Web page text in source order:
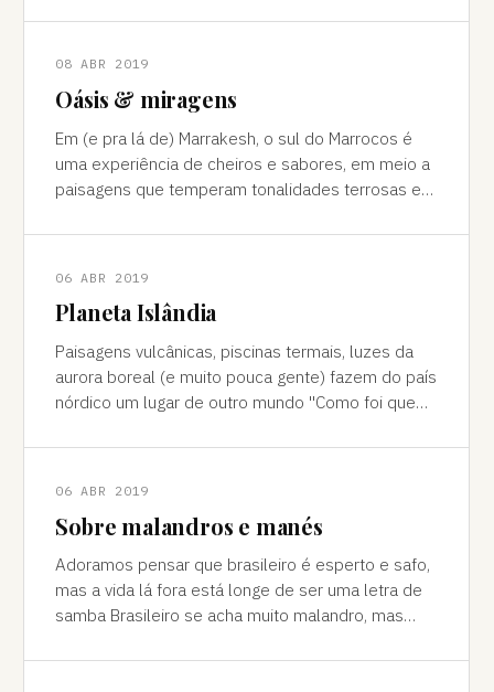
compreens
08 ABR 2019
Oásis & miragens
Em (e pra lá de) Marrakesh, o sul do Marrocos é
uma experiência de cheiros e sabores, em meio a
paisagens que temperam tonalidades terrosas e
06 ABR 2019
Planeta Islândia
Paisagens vulcânicas, piscinas termais, luzes da
aurora boreal (e muito pouca gente) fazem do país
nórdico um lugar de outro mundo "Como foi que
06 ABR 2019
Sobre malandros e manés
Adoramos pensar que brasileiro é esperto e safo,
mas a vida lá fora está longe de ser uma letra de
samba Brasileiro se acha muito malandro, mas